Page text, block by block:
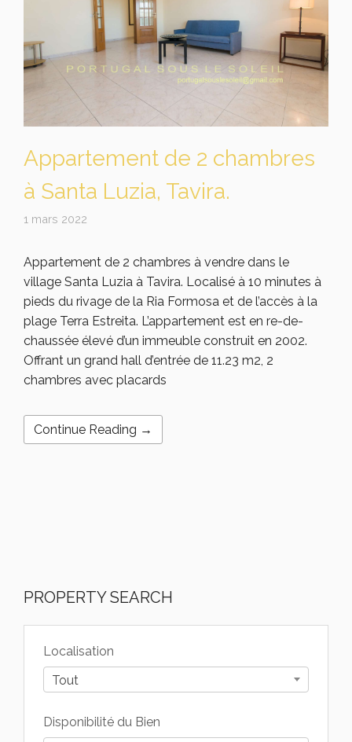
Appartement de 2 chambres
à Santa Luzia, Tavira.
1 mars 2022
Appartement de 2 chambres à vendre dans le
village Santa Luzia à Tavira. Localisé à 10 minutes à
pieds du rivage de la Ria Formosa et de l’accès à la
plage Terra Estreita. L’appartement est en re-de-
chaussée élevé d’un immeuble construit en 2002.
Offrant un grand hall d’entrée de 11.23 m2, 2
chambres avec placards
Continue Reading →
PROPERTY SEARCH
Localisation
Tout
Disponibilité du Bien